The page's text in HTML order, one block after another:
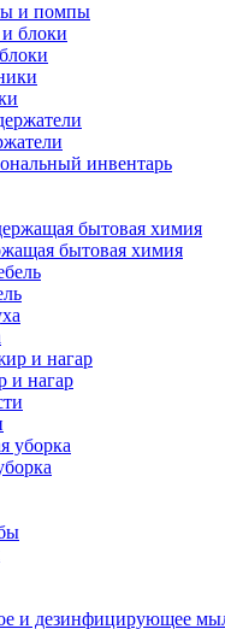
и помпы
инвентарь
бытовая химия
и нагар